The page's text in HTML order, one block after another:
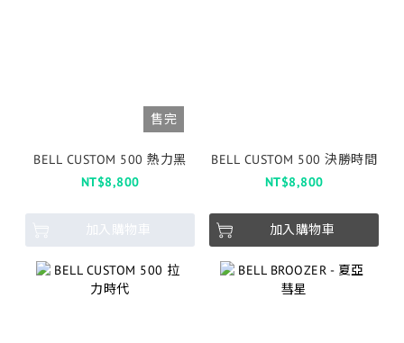
售完
BELL CUSTOM 500 熱力黑
NT$8,800
加入購物車
BELL CUSTOM 500 決勝時間
NT$8,800
加入購物車